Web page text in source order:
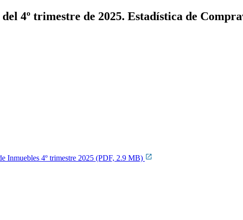
4º trimestre de 2025. Estadística de
Inmuebles 4º trimestre 2025 (PDF, 2.9 MB)